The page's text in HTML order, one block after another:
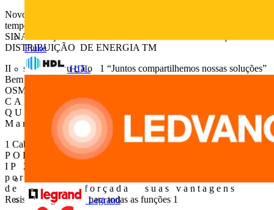
Fluke
HDL
Legrand
Novos OSMOZ TM Do cabeçote até a conexãoeles resistem muito
tempo NOVOS AUXILIARES DE COMANDO E DE
SINALIZAÇÃO OSMOZ SISTEMAS PARA PROTEÇÃO E
DISTRIBUIÇÃO DE ENERGIA TM
II s u a s o l u ç ã o 1 “Juntos compartilhemos nossas soluções”
Bem nascidos, os novos auxiliares de comando e de sinalização
OSMOZ P I N O a n t i - r o t a ç ã oi n t e g r a d o
C A B E Ç O T E I P 6 5I K 5
Q U A D R O P O R T A E T I Q U E T A
M a n u t e n ç ã o d o I P 6 5
1 Cabeçote, bloco e conexão...resistentes por muito tempo!
P O R C A d e b l o q u e i o C O N E X Ã O
I P 2 0p o r p a r a f u s o B L O C O F i x a ç ã o
p o r e n g a t e a n t i - a r r a n c a m e n t o S U P O R T E
d e r i g i d e z r e f o r ç a d a s u a s v a n t a g e n s
Resistência garantida para todas as funções 1